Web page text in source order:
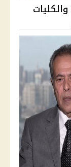
موعد تنسيق المرحلة الثانية 2026 والكليات